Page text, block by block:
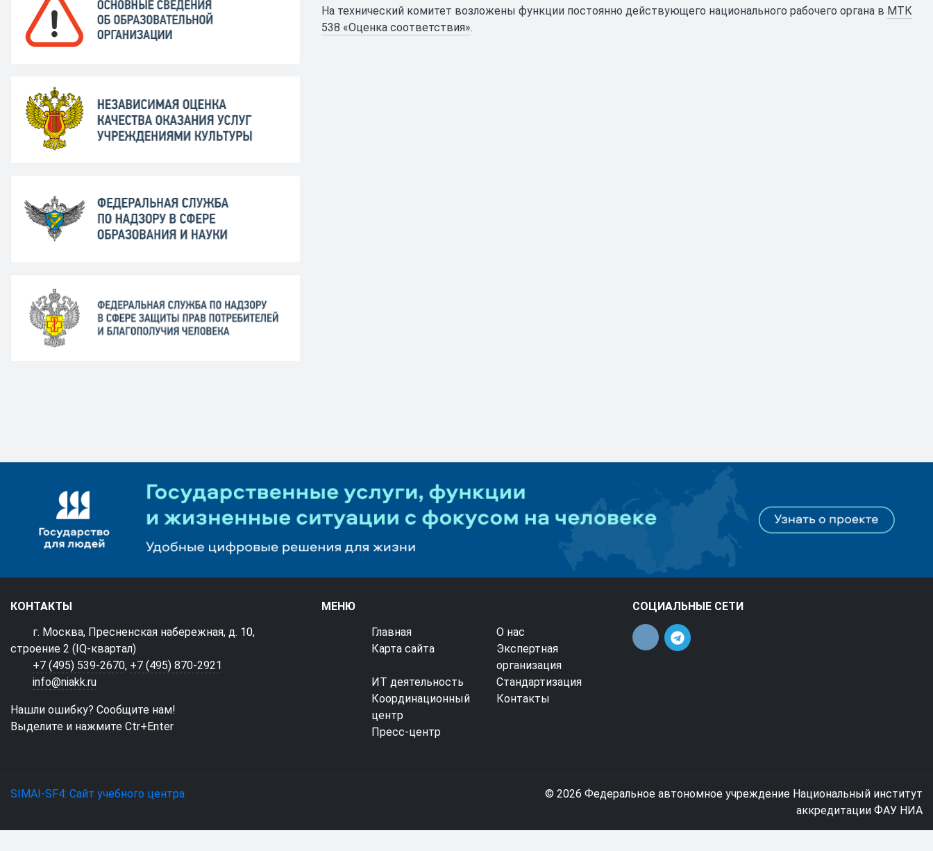
На технический комитет возложены функции постоянно действующего национального рабочего органа в МТК
538 «Оценка соответствия».
КОНТАКТЫ
г. Москва, Пресненская набережная, д. 10,
строение 2 (IQ-квартал)
+7 (495) 539-2670, +7 (495) 870-2921
info@niakk.ru
Нашли ошибку? Сообщите нам!
Выделите и нажмите Ctr+Enter
МЕНЮ
Главная
О нас
Карта сайта
Экспертная
организация
ИТ деятельность
Стандартизация
Координационный
центр
Контакты
Пресс-центр
СОЦИАЛЬНЫЕ СЕТИ
SIMAI-SF4: Сайт учебного центра
© 2026 Федеральное автономное учреждение Национальный институт
аккредитации ФАУ НИА